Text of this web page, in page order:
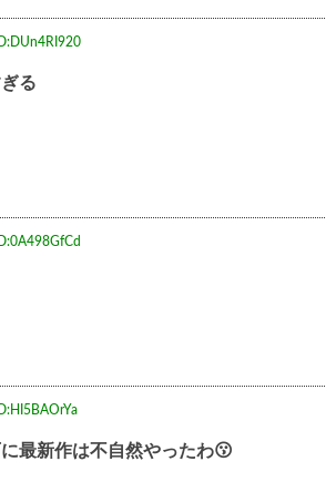
る
最新作は不自然やったわ😗